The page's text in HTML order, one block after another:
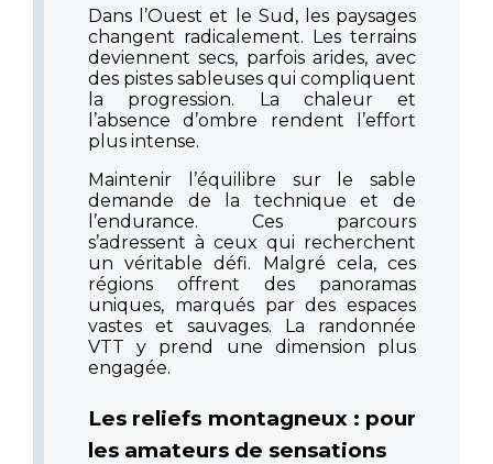
Dans l’Ouest et le Sud, les paysages
changent radicalement. Les terrains
deviennent secs, parfois arides, avec
des pistes sableuses qui compliquent
la progression. La chaleur et
l’absence d’ombre rendent l’effort
plus intense.
Maintenir l’équilibre sur le sable
demande de la technique et de
l’endurance. Ces parcours
s’adressent à ceux qui recherchent
un véritable défi. Malgré cela, ces
régions offrent des panoramas
uniques, marqués par des espaces
vastes et sauvages. La randonnée
VTT y prend une dimension plus
engagée.
Les reliefs montagneux : pour
les amateurs de sensations